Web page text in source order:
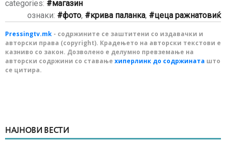
categories:
магазин
ознаки:
фото, крива паланка, цеца ражнатовиќ
Pressingtv.mk - содржините се заштитени со издавачки и
авторски права (copyright). Крадењето на авторски текстови е
казниво со закон. Дозволено е делумно превземање на
авторски содржини со ставање хиперлинк до содржината што
се цитира.
НАЈНОВИ ВЕСТИ